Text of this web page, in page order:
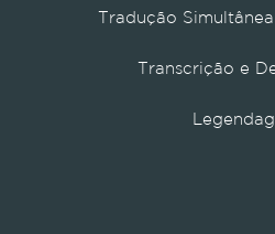
Tradução
Transcrição e